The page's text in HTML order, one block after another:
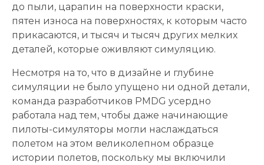
до пыли, царапин на поверхности краски,
пятен износа на поверхностях, к которым часто
прикасаются, и тысяч и тысяч других мелких
деталей, которые оживляют симуляцию.
Несмотря на то, что в дизайне и глубине
симуляции не было упущено ни одной детали,
команда разработчиков PMDG усердно
работала над тем, чтобы даже начинающие
пилоты-симуляторы могли наслаждаться
полетом на этом великолепном образце
истории полетов, поскольку мы включили